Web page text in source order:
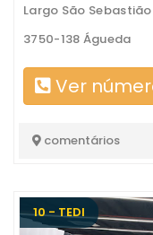
Largo São
3750-138 Águeda
Ver
comentários
10 - TEDI